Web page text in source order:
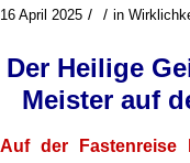
16 April 2025 / / in
Der Heilige
Meister auf
Auf der Fastenreise